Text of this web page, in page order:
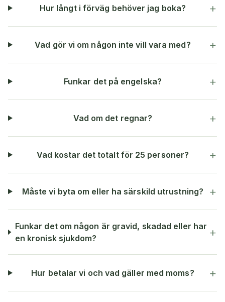
Hur långt i förväg behöver jag boka? +
Vad gör vi om någon inte vill vara med? +
Funkar det på engelska? +
Vad om det regnar? +
Vad kostar det totalt för 25 personer? +
Måste vi byta om eller ha särskild utrustning? +
Funkar det om någon är gravid, skadad eller har
en kronisk sjukdom?
+
Hur betalar vi och vad gäller med moms? +